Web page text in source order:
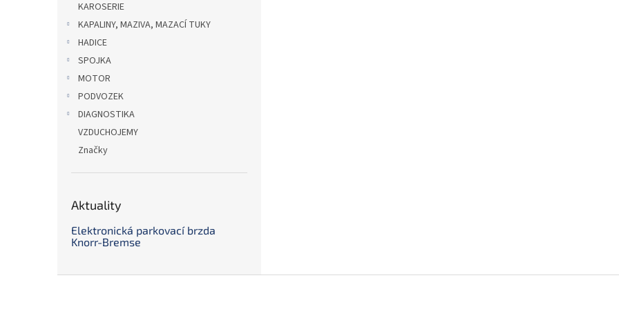
KAROSERIE
KAPALINY, MAZIVA, MAZACÍ TUKY
HADICE
SPOJKA
MOTOR
PODVOZEK
DIAGNOSTIKA
VZDUCHOJEMY
Značky
Aktuality
Elektronická parkovací brzda
Knorr-Bremse